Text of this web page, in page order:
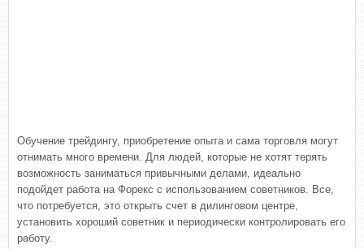
Обучение трейдингу, приобретение опыта и сама торговля могут
отнимать много времени. Для людей, которые не хотят терять
возможность заниматься привычными делами, идеально
подойдет работа на Форекс с использованием советников. Все,
что потребуется, это открыть счет в дилинговом центре,
установить хороший советник и периодически контролировать его
работу.